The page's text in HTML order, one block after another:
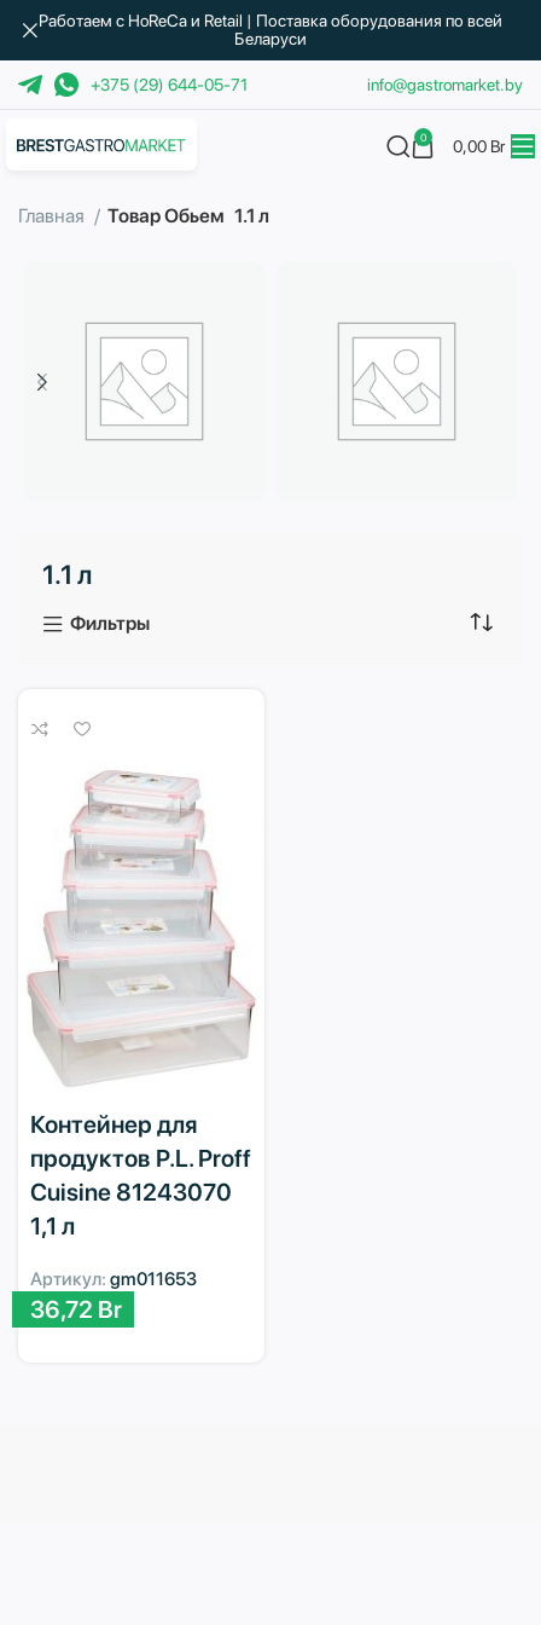
+375 (29) 644-05-71 info@gastromarket.by
0 0,00 Br
Главная Товар Обьем 1.1 л
3 продукта
1.1 л
Фильтры
Контейнер для
продуктов P.L. Proff
Cuisine 81243070
1,1 л
Артикул: gm011653
36,72 Br
Работаем с HoReCa и Retail | Поставка оборудования по всей
Беларуси